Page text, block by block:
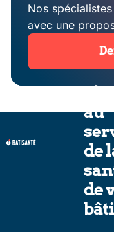
Nos
avec une
au
de
de